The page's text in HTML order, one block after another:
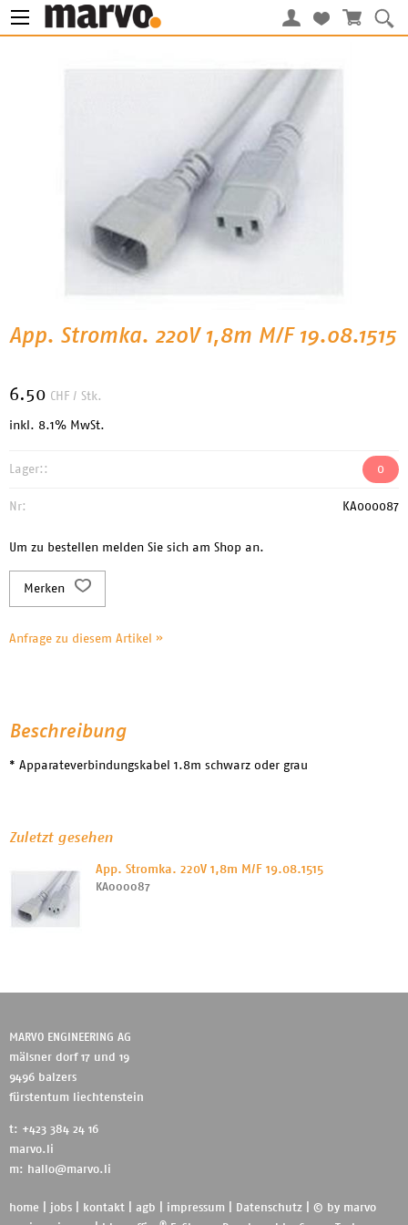
App. Stromka. 220V 1,8m M/F 19.08.1515
6.50 CHF / Stk.
inkl. 8.1% MwSt.
Lager:: 0
Nr: KA000087
Um zu bestellen melden Sie sich am Shop an.
Merken
Anfrage zu diesem Artikel »
Beschreibung
* Apparateverbindungskabel 1.8m schwarz oder grau
Zuletzt gesehen
App. Stromka. 220V 1,8m M/F 19.08.1515
KA000087
MARVO ENGINEERING AG
mälsner dorf 17 und 19
9496 balzers
fürstentum liechtenstein
t: +423 384 24 16
marvo.li
m:
hallo@marvo.li
home jobs kontakt agb impressum Datenschutz | © by marvo